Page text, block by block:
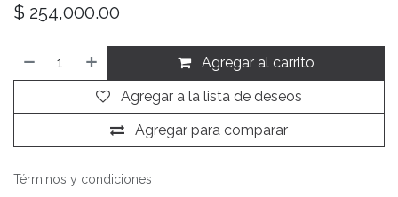
$ 254,000.00
Agregar al carrito
Agregar para comparar
Agregar a la lista de deseos
Términos y condiciones